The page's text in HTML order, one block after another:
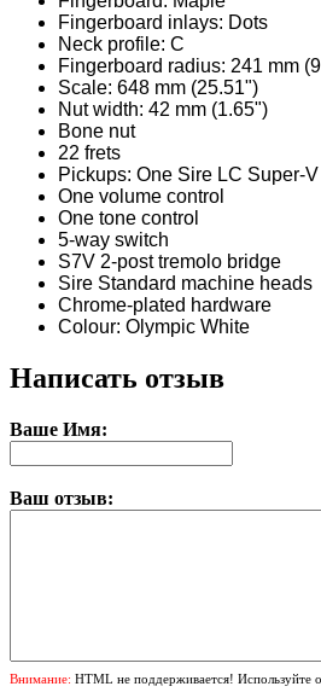
Fingerboard inlays: Dots
Neck profile: C
Fingerboard radius: 241 mm
Scale: 648 mm (25.51")
Nut width: 42 mm (1.65")
Bone nut
22 frets
Pickups: One Sire LC Super-
One volume control
One tone control
5-way switch
S7V 2-post tremolo bridge
Sire Standard machine heads
Chrome-plated hardware
Colour: Olympic White
Написать отзыв
Ваше Имя:
Ваш отзыв:
Внимание: HTML не поддерживается! Используйте